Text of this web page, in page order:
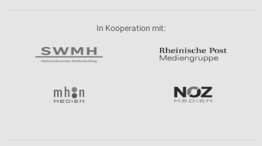
In Kooperation mit: